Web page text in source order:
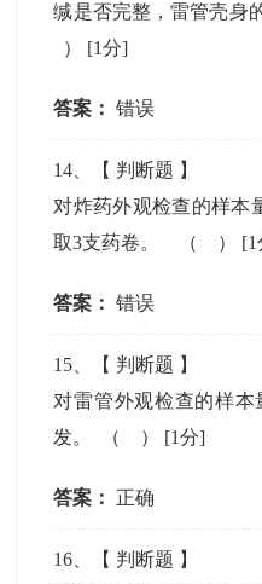
缄是否完整，雷管壳身
） [1分]
答案： 错误
14 、【 判断题 】
对炸药外观检查的样本
取3支药卷。 （ ） [1
答案： 错误
15 、【 判断题 】
对雷管外观检查的样本
发。 （ ） [1分]
答案： 正确
16 、【 判断题 】